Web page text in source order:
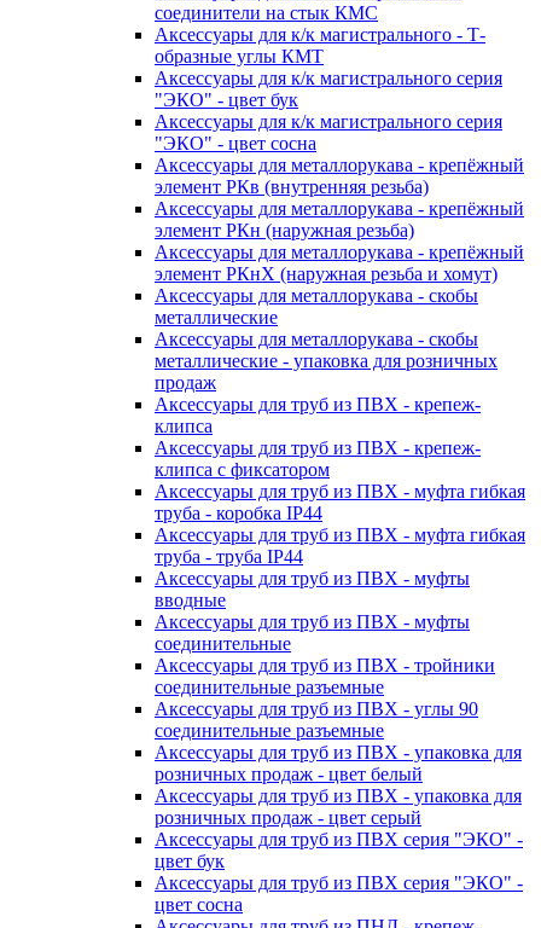
соединители на стык КМС
Аксессуары для к/к магистрального - Т-
образные углы КМТ
Аксессуары для к/к магистрального серия
"ЭКО" - цвет бук
Аксессуары для к/к магистрального серия
"ЭКО" - цвет сосна
Аксессуары для металлорукава - крепёжный
элемент РКв (внутренняя резьба)
Аксессуары для металлорукава - крепёжный
элемент РКн (наружная резьба)
Аксессуары для металлорукава - крепёжный
элемент РКнХ (наружная резьба и хомут)
Аксессуары для металлорукава - скобы
металлические
Аксессуары для металлорукава - скобы
металлические - упаковка для розничных
продаж
Аксессуары для труб из ПВХ - крепеж-
клипса
Аксессуары для труб из ПВХ - крепеж-
клипса с фиксатором
Аксессуары для труб из ПВХ - муфта гибкая
труба - коробка IP44
Аксессуары для труб из ПВХ - муфта гибкая
труба - труба IP44
Аксессуары для труб из ПВХ - муфты
вводные
Аксессуары для труб из ПВХ - муфты
соединительные
Аксессуары для труб из ПВХ - тройники
соединительные разъемные
Аксессуары для труб из ПВХ - углы 90
соединительные разъемные
Аксессуары для труб из ПВХ - упаковка для
розничных продаж - цвет белый
Аксессуары для труб из ПВХ - упаковка для
розничных продаж - цвет серый
Аксессуары для труб из ПВХ серия "ЭКО" -
цвет бук
Аксессуары для труб из ПВХ серия "ЭКО" -
цвет сосна